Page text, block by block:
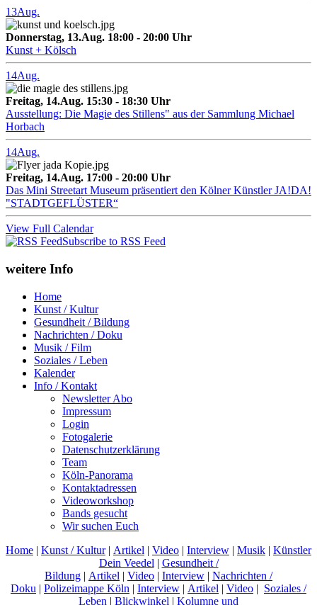
13Aug.
Donnerstag, 13.Aug. 18:00 - 20:00 Uhr
Kunst + Kölsch
14Aug.
Freitag, 14.Aug. 15:30 - 18:30 Uhr
Ausstellung: Die Magie des Stillens" aus der Sammlung Michael
Horbach
14Aug.
Freitag, 14.Aug. 17:00 - 20:00 Uhr
Das Mini Streetart Museum präsentiert den Kölner Künstler JA!DA!
"STADTGEFLÜSTER“
View Full Calendar
Subscribe to RSS Feed
weitere Info
Home
Kunst / Kultur
Gesundheit / Bildung
Nachrichten / Doku
Musik / Film
Soziales / Leben
Kalender
Info / Kontakt
Newsletter Abo
Impressum
Login
Fotogalerie
Datenschutzerklärung
Team
Köln-Panorama
Kontaktadressen
Videoworkshop
Bands gesucht
Wir suchen Euch
Home | Kunst / Kultur| Artikel | Video | Interview | Musik | Künstler
Dein Veedel | Gesundheit /
Bildung | Artikel | Video | Interview | Nachrichten /
Doku | Polizeimappe Köln | Interview | Artikel | Video | Soziales /
Leben | Blickwinkel | Kolumne und